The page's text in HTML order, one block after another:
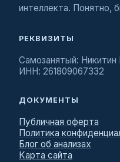
интеллекта. Понятно,
РЕКВИЗИТЫ
Самозанятый:
ИНН: 261809067332
ДОКУМЕНТЫ
Публичная оферта
Политика
Блог об анализах
Карта сайта